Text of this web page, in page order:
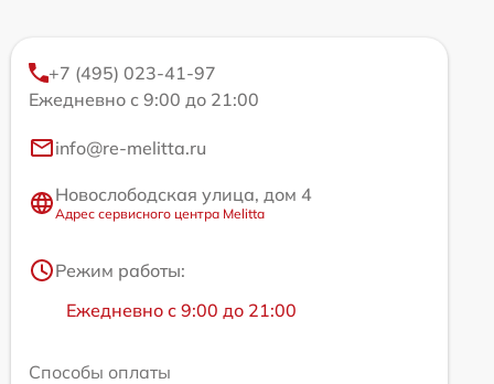
+7 (495) 023-41-97
Ежедневно с 9:00 до 21:00
info@re-melitta.ru
Новослободская улица, дом 4
Адрес сервисного центра Melitta
Режим работы:
Ежедневно с 9:00 до 21:00
Способы оплаты